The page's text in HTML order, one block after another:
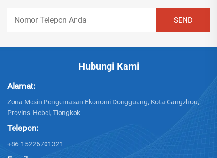
Hubungi Kami
Alamat:
Zona Mesin Pengemasan Ekonomi Dongguang, Kota Cangzhou,
Provinsi Hebei, Tiongkok
Telepon:
+86-15226701321